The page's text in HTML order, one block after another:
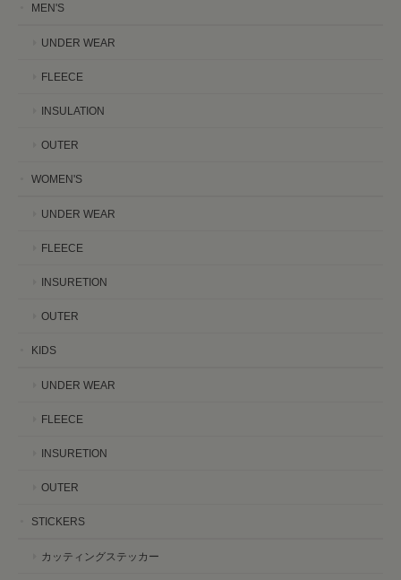
MEN'S
UNDER WEAR
FLEECE
INSULATION
OUTER
WOMEN'S
UNDER WEAR
FLEECE
INSURETION
OUTER
KIDS
UNDER WEAR
FLEECE
INSURETION
OUTER
STICKERS
カッティングステッカー